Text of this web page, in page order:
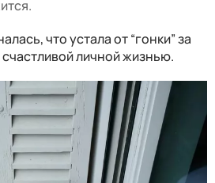
что устала от “гонки” за
личной жизнью.